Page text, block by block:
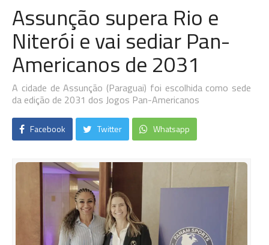
Assunção supera Rio e
Niterói e vai sediar Pan-
Americanos de 2031
A cidade de Assunção (Paraguai) foi escolhida como sede
da edição de 2031 dos Jogos Pan-Americanos
Facebook Twitter Whatsapp